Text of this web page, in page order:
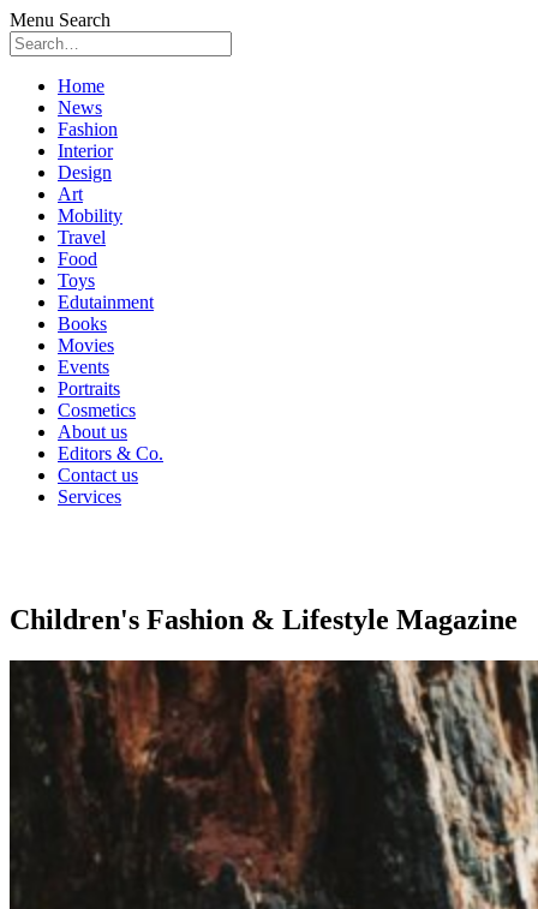
Menu Search
Skip
content
Home
News
Fashion
Interior
Design
Art
Mobility
Travel
Food
Toys
Edutainment
Books
Movies
Events
Portraits
Cosmetics
About us
Editors & Co.
Contact us
Services
Children's Fashion & Lifestyle Magazine